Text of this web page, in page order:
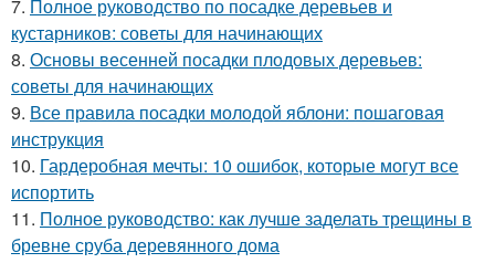
7. Полное руководство по посадке деревьев и
кустарников: советы для начинающих
8. Основы весенней посадки плодовых деревьев:
советы для начинающих
9. Все правила посадки молодой яблони: пошаговая
инструкция
10. Гардеробная мечты: 10 ошибок, которые могут все
испортить
11. Полное руководство: как лучше заделать трещины в
бревне сруба деревянного дома